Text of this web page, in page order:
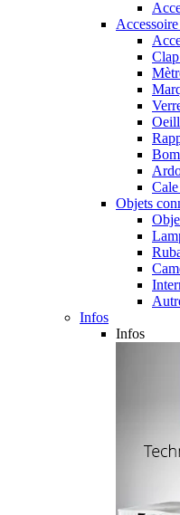
Objets
Infos
Infos